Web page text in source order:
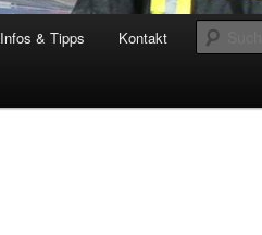
Infos & Tipps Kontakt